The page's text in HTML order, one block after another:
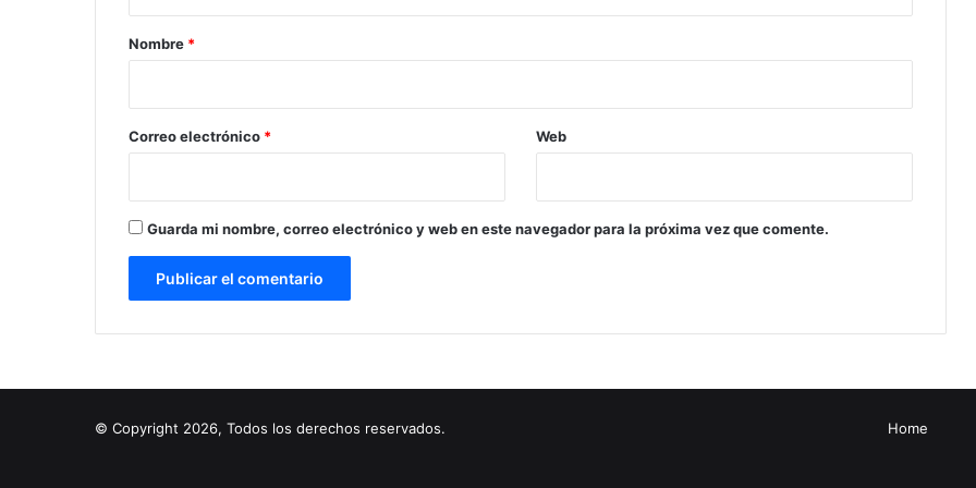
r
*
Nombre *
Correo electrónico * Web
Guarda mi nombre, correo electrónico y web en este navegador para la próxima vez que comente.
© Copyright 2026, Todos los derechos reservados.
Home